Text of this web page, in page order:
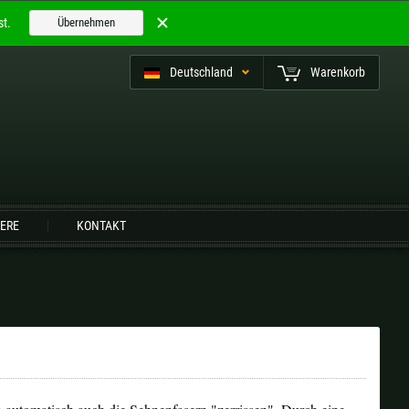
Deutschland Warenkorb
KONTAKT
Niederlande |€ Österreich |€
Übernehmen